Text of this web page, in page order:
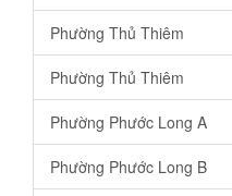
Phường Thủ Thiêm
Phường Thủ Thiêm
Phường Phước Long A
Phường Phước Long B